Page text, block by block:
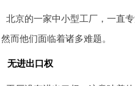
北京的一家中小型工厂，一直
然而他们面临着诸多难题。
无进出口权